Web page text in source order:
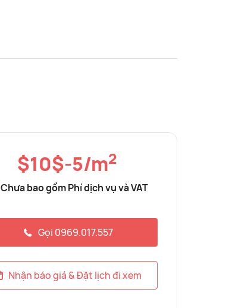
$10$-5/m2
Chưa bao gồm Phí dịch vụ và VAT
Gọi 0969.017.557
Nhận báo giá & Đặt lịch đi xem